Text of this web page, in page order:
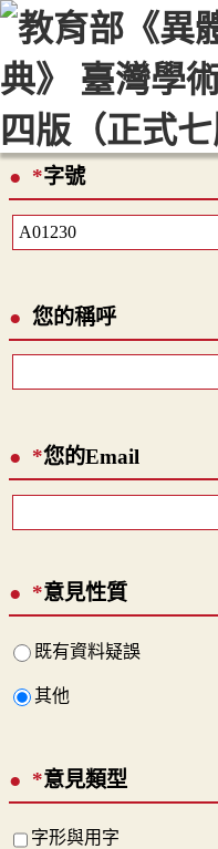
::: 最新消息 常見問題
顯示模式
*字號
您的稱呼
*您的Email
*意見性質
既有資料疑誤
其他
*意見類型
字形與用字